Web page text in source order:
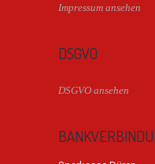
Impressum ansehen
DSGVO
DSGVO ansehen